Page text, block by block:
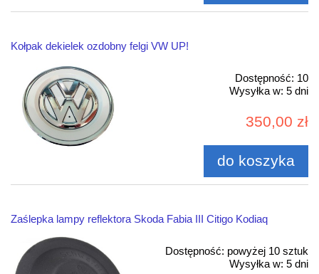
Kołpak dekielek ozdobny felgi VW UP!
Dostępność: 10
Wysyłka w: 5 dni
350,00 zł
do koszyka
Zaślepka lampy reflektora Skoda Fabia III Citigo Kodiaq
Dostępność: powyżej 10 sztuk
Wysyłka w: 5 dni